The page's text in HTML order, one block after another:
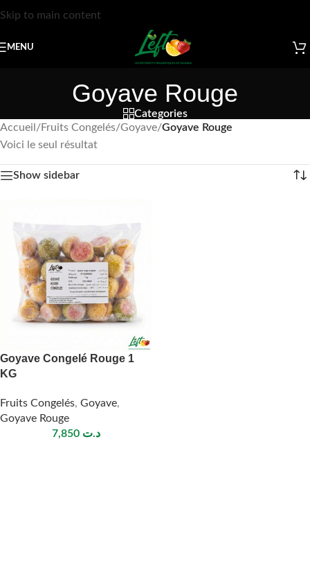
Skip to main content
MENU
Goyave Rouge
Categories
Accueil /Fruits Congelés/Goyave/Goyave Rouge
Voici le seul résultat
Show sidebar
Goyave Congelé Rouge 1
KG
Fruits Congelés, Goyave,
Goyave Rouge
د.ت 7,850